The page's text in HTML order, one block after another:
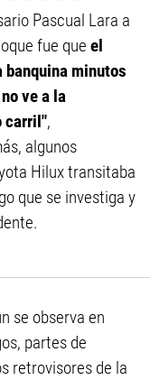
Pascual Lara a
fue que el
banquina minutos
ve a la
carril",
algunos
Hilux transitaba
que se investiga y
se observa en
partes de
retrovisores de la